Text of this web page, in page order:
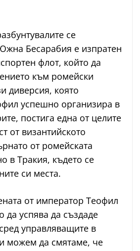
се
Бесарабия е изпратен
флот, който да
към ромейски
диверсия, която
успешно организира в
постига една от целите
от византийското
от ромейската
в Тракия, където се
си места.
от император Теофил
да успява да създаде
управляващите в
можем да смятаме, че